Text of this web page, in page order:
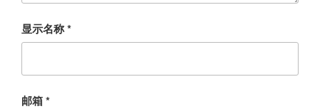
显示名称*
邮箱*